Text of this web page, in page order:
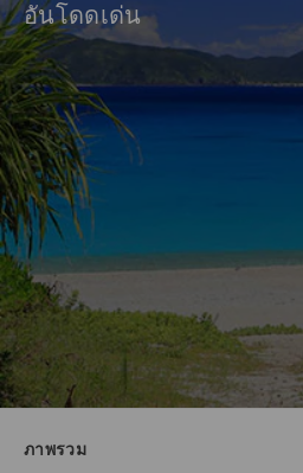
อันโดดเด่น
ภาพรวม